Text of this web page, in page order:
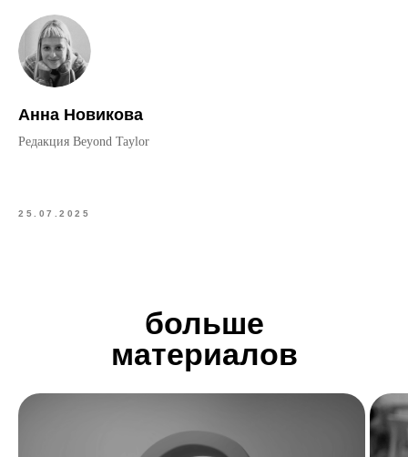
Анна Новикова
Редакция Beyond Taylor
25.07.2025
больше
материалов